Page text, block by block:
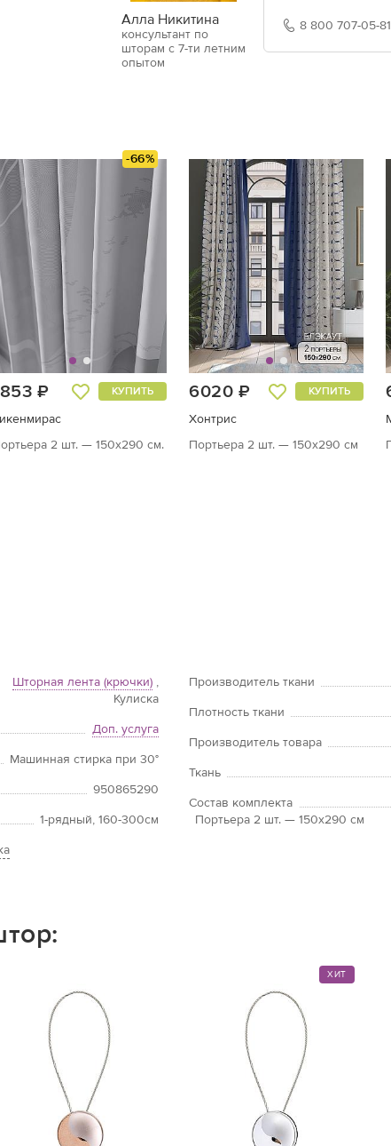
Алла Никитина
консультант по
шторам с 7-ти летним
опытом
8 800 707-05-81
-66%
₽ КУПИТЬ
2 шт. — 150х290 см.
6020 ₽ КУПИТЬ
Хонтрис
Портьера 2 шт. — 150х290 см
Шторная лента (крючки) ,
Кулиска
Доп. услуга
Машинная стирка при 30°
950865290
1-рядный, 160-300см
Производитель ткани
Плотность ткани
Производитель товара
Ткань
Состав комплекта
Портьера 2 шт. — 150х290 см
ХИТ